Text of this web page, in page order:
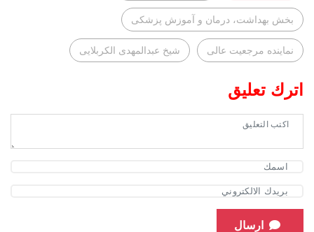
بخش بهداشت، درمان و آموزش پزشکی
نماینده مرجعیت عالی شیخ عبدالمهدی الکربلایی
اترك تعليق
ارسال